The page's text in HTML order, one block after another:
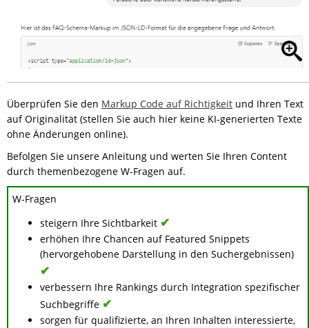
Überprüfen Sie den Markup Code auf Richtigkeit und Ihren Text
auf Originalität (stellen Sie auch hier keine KI-generierten Texte
ohne Änderungen online).
Befolgen Sie unsere Anleitung und werten Sie Ihren Content
durch themenbezogene W-Fragen auf.
W-Fragen
steigern Ihre Sichtbarkeit ✔
erhöhen Ihre Chancen auf Featured Snippets
(hervorgehobene Darstellung in den Suchergebnissen)
✔
verbessern Ihre Rankings durch Integration spezifischer
Suchbegriffe ✔
sorgen für qualifizierte, an Ihren Inhalten interessierte,